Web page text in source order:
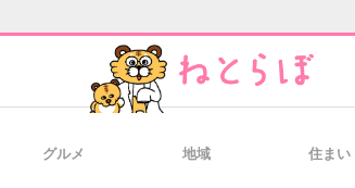
グルメ 地域 住まい